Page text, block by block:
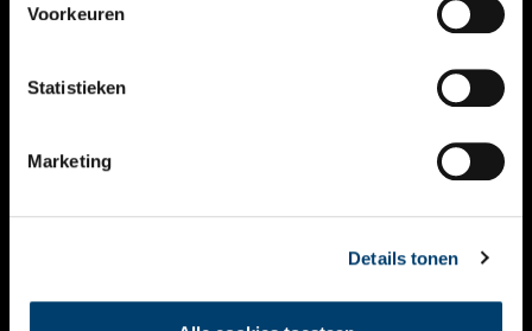
Voorkeuren
Statistieken
Marketing
Details tonen
KALENDER
THEMA’S
VIDEO’S
CONTACT